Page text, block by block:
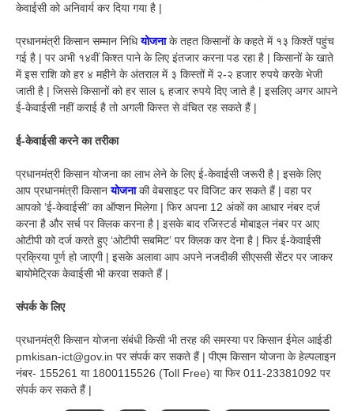
केवाईसी को अनिवार्य कर दिया गया है |
प्रधानमंत्री किसान सम्मान निधियोजनाके तहत किसानों के कहते में १३ किश्तें पहुंच
गई है | पर अभी १४वीं किश्त पाने के लिए इंतजार करना पड रहा है | किसानों के खाते
में इस राशि को हर ४ महीने के अंतराल में ३ किस्तों में २-२ हजार रुपये करके भेजी
जाती है | जिससे किसानों को हर साल ६ हजार रुपये दिए जाते है | इसलिए अगर आपने
ई-केवाईसी नहीं कराई है तो अगली किस्त से वंचित रह सकते हैं |
ई-केवाईसी करने का तरीका
प्रधानमंत्री किसान योजना का लाभ लेने के लिए ई-केवाईसी जरूरी है | इसके लिए
आप प्रधानमंत्री किसानयोजना की वेबसाइट पर विजिट कर सकते हैं | वहा पर
आपको ‘ई-केवाईसी’ का ऑप्शन मिलेगा | फिर अपना 12 अंकों का आधार नंबर दर्ज
करना है और सर्च पर क्लिक करना है | इसके बाद रजिस्टर्ड मोबाइल नंबर पर आए
ओटीपी को दर्ज करते हुए ‘ओटीपी सबमिट’ पर क्लिक कर देना है | फिर ई-केवाईसी
प्रक्रिया पूर्ण हो जाएगी | इसके अलावा आप अपने नजदीकी सीएससी सेंटर पर जाकर
बायोमेट्रिक केवाईसी भी करवा सकते हैं |
संपर्क के लिए
प्रधानमंत्री किसान योजना संबंधी किसी भी तरह की समस्या पर किसान ईमेल आईडी
pmkisan-ict@gov.in पर संपर्क कर सकते हैं | पीएम किसान योजना के हेल्पलाइन
नंबर- 155261 या 1800115526 (Toll Free) या फिर 011-23381092 पर
संपर्क कर सकते हैं |